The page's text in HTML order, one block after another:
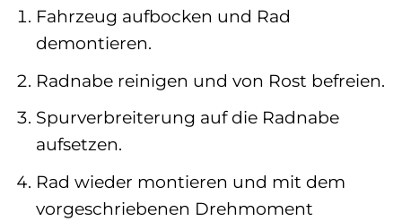
Fahrzeug aufbocken und Rad
demontieren.
Radnabe reinigen und von Rost befreien.
Spurverbreiterung auf die Radnabe
aufsetzen.
Rad wieder montieren und mit dem
vorgeschriebenen Drehmoment